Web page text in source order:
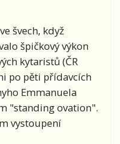
švech, když
špičkový výkon
kytaristů (ČR
po pěti přídavcích
Emmanuela
"standing ovation".
vystoupení